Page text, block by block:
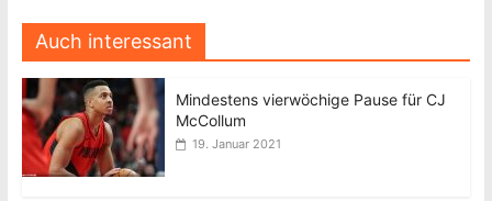
Auch interessant
Mindestens vierwöchige Pause für CJ
McCollum
19. Januar 2021